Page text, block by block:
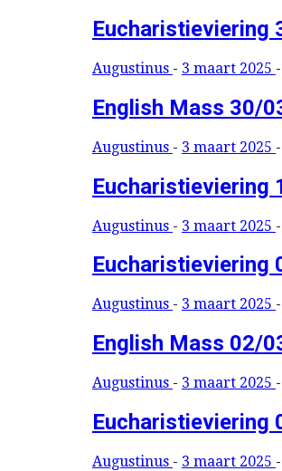
Eucharistieviering
Augustinus - 3 maart 2025 -
English Mass 30/
Augustinus - 3 maart 2025 -
Eucharistieviering
Augustinus - 3 maart 2025 -
Eucharistieviering
Augustinus - 3 maart 2025 -
English Mass 02/
Augustinus - 3 maart 2025 -
Eucharistieviering
Augustinus - 3 maart 2025 -